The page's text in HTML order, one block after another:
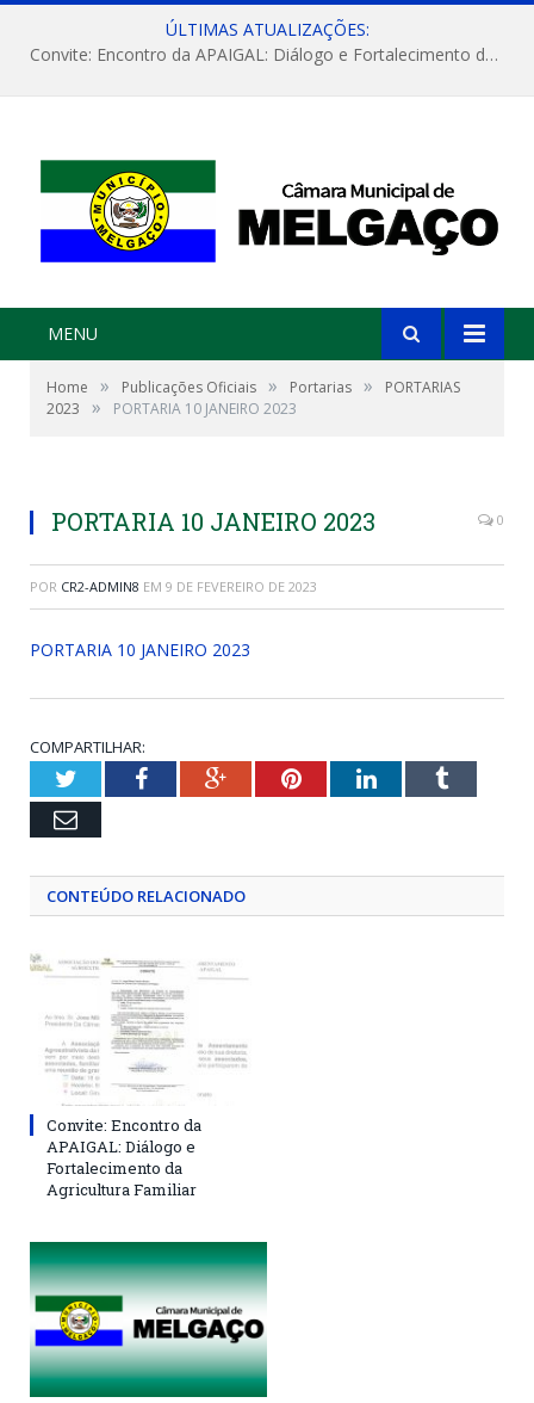
ÚLTIMAS ATUALIZAÇÕES:
Convite: Encontro da APAIGAL: Diálogo e Fortalecimento da Agricultura Familiar
MENU
Home » Publicações Oficiais » Portarias »
PORTARIAS
2023
» PORTARIA 10 JANEIRO 2023
PORTARIA 10 JANEIRO 2023 0
POR CR2-ADMIN8 EM 9 DE FEVEREIRO DE 2023
PORTARIA 10 JANEIRO 2023
COMPARTILHAR:
TwitterFacebookGoogle+PinterestLinkedInTumblr
Email
CONTEÚDO RELACIONADO
Convite: Encontro da
APAIGAL: Diálogo e
Fortalecimento da
Agricultura Familiar